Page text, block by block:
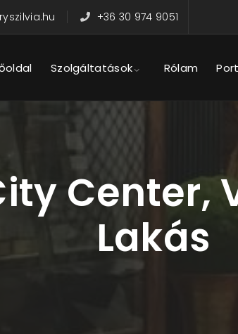
+36 30 974 9051
Szolgáltatások Rólam
Center,
Lakás